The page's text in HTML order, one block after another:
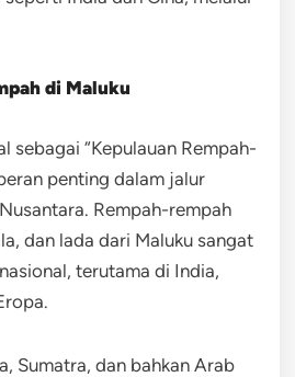
di Maluku
sebagai “Kepulauan Rempah-
penting dalam jalur
Rempah-rempah
dan lada dari Maluku sangat
terutama di India,
Sumatra, dan bahkan Arab